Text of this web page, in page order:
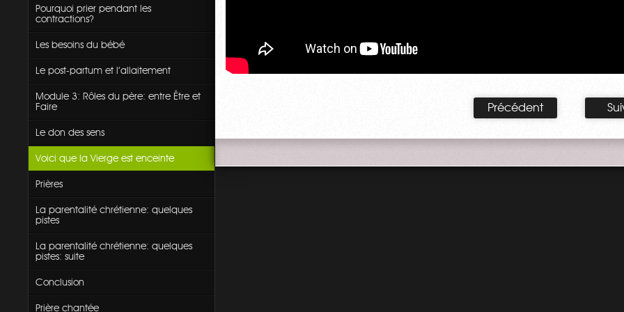
Pourquoi prier pendant les
contractions?
Les besoins du bébé
Le post-partum et l'allaitement
Module 3: Rôles du père: entre Être et
Faire
Le don des sens
Voici que la Vierge est enceinte
Prières
La parentalité chrétienne: quelques
pistes
La parentalité chrétienne: quelques
pistes: suite
Conclusion
Prière chantée
Précédent